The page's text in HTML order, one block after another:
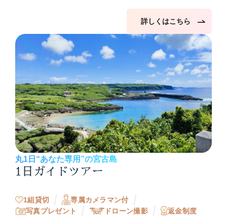
詳しくはこちら
丸1日“あなた専用”の宮古島
1日ガイドツアー
1組貸切
専属カメラマン付
写真プレゼント
ドローン撮影 返金制度